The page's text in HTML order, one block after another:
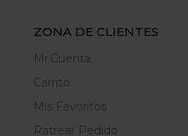
ZONA DE CLIENTES
Mi Cuenta
Carrito
Mis Favoritos
Ratrear Pedido